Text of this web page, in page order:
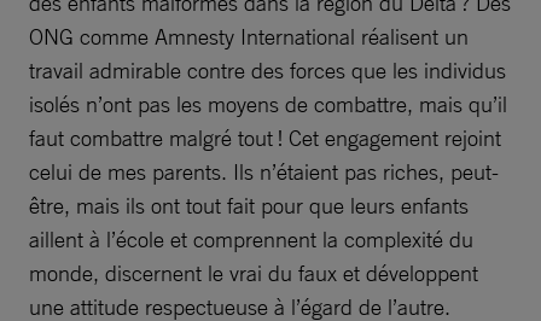
ONG comme Amnesty International réalisent un
travail admirable contre des forces que les individus
isolés n’ont pas les moyens de combattre, mais qu’il
faut combattre malgré tout ! Cet engagement rejoint
celui de mes parents. Ils n’étaient pas riches, peut-
être, mais ils ont tout fait pour que leurs enfants
aillent à l’école et comprennent la complexité du
monde, discernent le vrai du faux et développent
une attitude respectueuse à l’égard de l’autre.